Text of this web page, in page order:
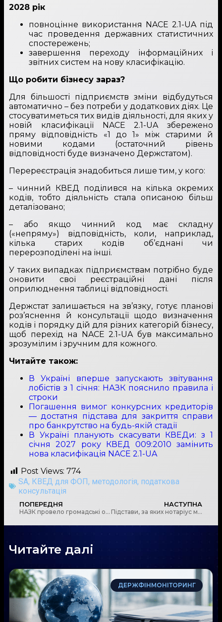
2028 рік
повноцінне використання NACE 2.1-UA під
час проведення державних статистичних
спостережень;
завершення переходу інформаційних і
звітних систем на нову класифікацію.
Що робити бізнесу зараз?
Для більшості підприємств зміни відбудуться
автоматично – без потреби у додаткових діях. Це
стосуватиметься тих видів діяльності, для яких у
новій класифікації NACE 2.1-UA збережено
пряму відповідність «1 до 1» між старими й
новими кодами (остаточний рівень
відповідності буде визначено Держстатом).
Перереєстрація знадобиться лише тим, у кого:
– чинний КВЕД поділився на кілька окремих
кодів, тобто діяльність стала описаною більш
деталізовано;
– або якщо чинний код має складну
(«непряму») відповідність, коли, наприклад,
кілька старих кодів об’єднані чи
перерозподілені на інші.
У таких випадках підприємствам потрібно буде
оновити свої реєстраційні дані після
оприлюднення таблиці відповідності.
Держстат залишається на зв’язку, готує планові
роз’яснення й консультації щодо визначення
кодів і порядку дій для різних категорій бізнесу,
щоб перехід на NACE 2.1-UA був максимально
зрозумілим і зручним для кожного.
Читайте також:
В Україні вперше запускають звітування
лобістів з 1 січня: НАЗК пояснило правила і
строки
Погашення вимог конкурсних кредиторів
— достатня підстава для закриття справи
про банкрутство на будь-якій стадії
В Україні планують скасувати КВЕДи: з 1
січня 2027 року КВЕД 009:2010 замінить
нова класифікація NACE 2.1-UA
Post Views: 774
SA, КВЕД для ФОП, методологія, податкова
консультація
ПОПЕРЕДНЯ
НАЗК провело громадські обговорення проєкту Стратегії комунікацій у сфері запобігання та протидії корупції на 2026–2030 рр.
НАСТУПНА
Підстави, за яких нотаріус має право відмовити у посвідченні документів або вчиненні нотаріальних дій
Читайте далі
ДЕРЖФІНМОНІТОРИНГ